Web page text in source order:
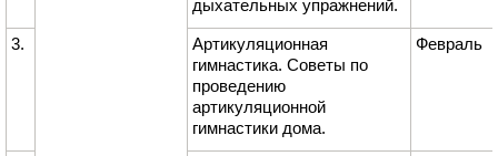
дыхательных упражнений.
3.
Артикуляционная
гимнастика. Советы по
проведению
артикуляционной
гимнастики дома.
Февраль